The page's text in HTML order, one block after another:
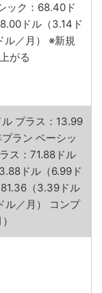
ック：68.40ド
ドル（3.14ド
ル／月） ※新規
がる
ル プラス：13.99
ラン ベーシッ
ス：71.88ドル
ドル（6.99ド
（3.39ドル
ル／月） コンプ